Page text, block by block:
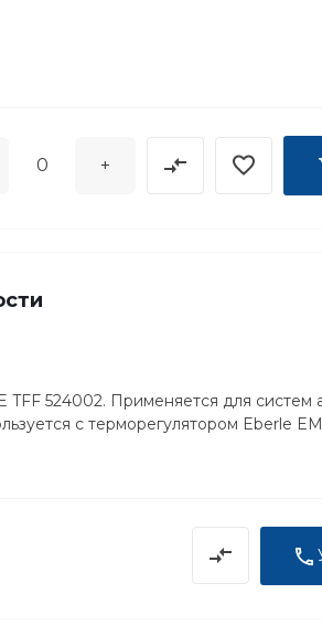
+
TFF 524002. Применяется для систем
с терморегулятором Eberle